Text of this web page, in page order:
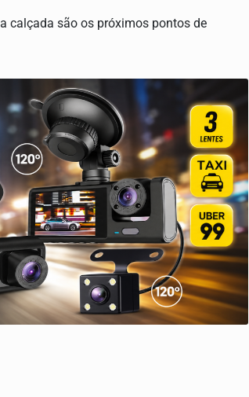
calçada são os próximos pontos de